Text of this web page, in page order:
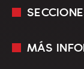
En Vivo
MÁS